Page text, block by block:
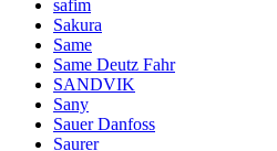
safim
Sakura
Same
Same Deutz Fahr
SANDVIK
Sany
Sauer Danfoss
Saurer